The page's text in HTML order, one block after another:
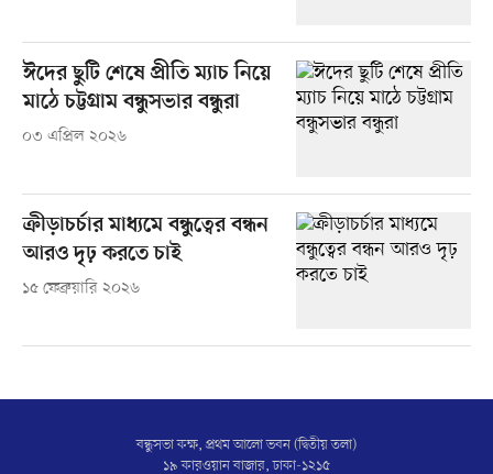
ঈদের ছুটি শেষে প্রীতি ম্যাচ নিয়ে
মাঠে চট্টগ্রাম বন্ধুসভার বন্ধুরা
০৩ এপ্রিল ২০২৬
ক্রীড়াচর্চার মাধ্যমে বন্ধুত্বের বন্ধন
আরও দৃঢ় করতে চাই
১৫ ফেব্রুয়ারি ২০২৬
বন্ধুসভা কক্ষ, প্রথম আলো ভবন (দ্বিতীয় তলা)
১৯ কারওয়ান বাজার, ঢাকা-১২১৫